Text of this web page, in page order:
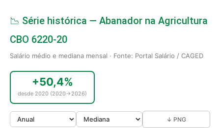
📉 Série histórica — Abanador na Agricultura
CBO 6220-20
Salário médio e mediana mensal · Fonte: Portal Salário / CAGED
+50,4%
desde 2020 (2020→2026)
↓ PNG